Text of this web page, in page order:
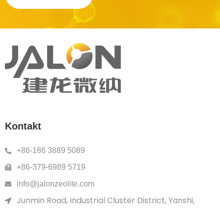
Kontakt
+86-186 3889 5089
+86-379-6989 5719
info@jalonzeolite.com
Junmin Road, Industrial Cluster District, Yanshi,